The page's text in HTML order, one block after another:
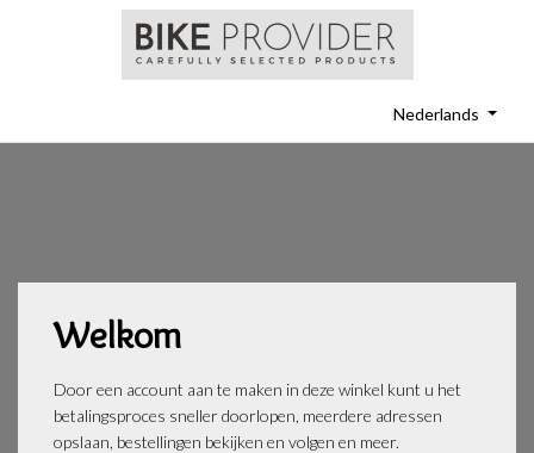
Nederlands
Welkom
Door een account aan te maken in deze winkel kunt u het
betalingsproces sneller doorlopen, meerdere adressen
opslaan, bestellingen bekijken en volgen en meer.